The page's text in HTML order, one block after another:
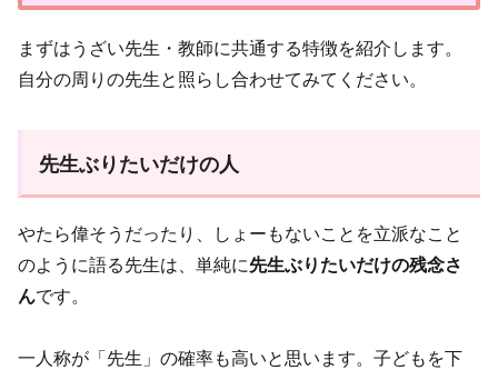
まずはうざい先生・教師に共通する特徴を紹介します。
自分の周りの先生と照らし合わせてみてください。
先生ぶりたいだけの人
やたら偉そうだったり、しょーもないことを立派なこと
のように語る先生は、単純に先生ぶりたいだけの残念さ
んです。
一人称が「先生」の確率も高いと思います。子どもを下